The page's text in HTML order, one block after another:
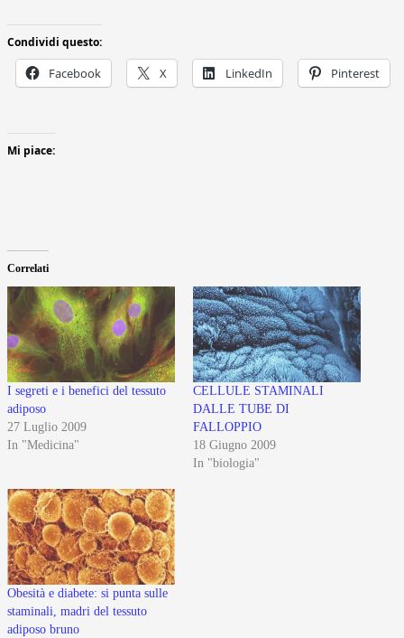
Condividi questo:
Facebook X LinkedIn Pinterest
Mi piace:
Correlati
I segreti e i benefici del tessuto
adiposo
27 Luglio 2009
In "Medicina"
CELLULE STAMINALI
DALLE TUBE DI
FALLOPPIO
18 Giugno 2009
In "biologia"
Obesità e diabete: si punta sulle
staminali, madri del tessuto
adiposo bruno